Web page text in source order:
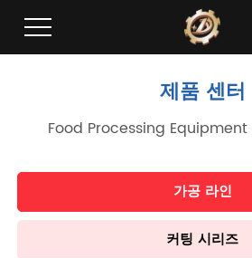
제품 센터
Food Processing
가공 라인
커팅 시리즈